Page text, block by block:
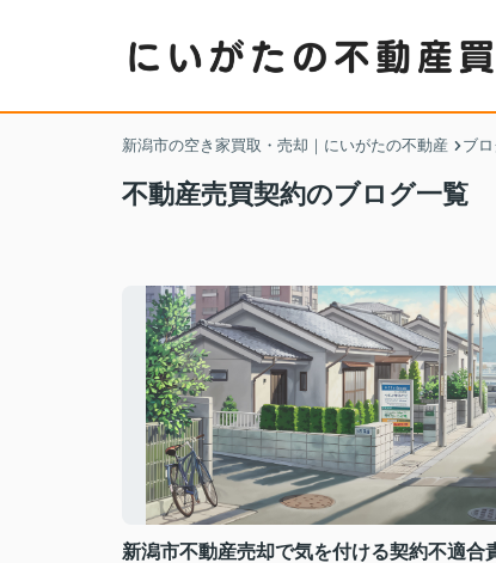
新潟市の空き家買取・売却｜にいがたの不動産 ブ
不動産売買契約のブログ一覧
新潟市不動産売却で気を付ける契約不適合